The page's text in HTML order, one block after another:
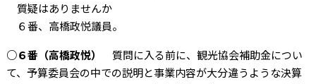
質疑はありませんか
６番、高橋政悦議員。
○６番（高橋政悦）
質問に入る前に、観光協会補助金につい
て、予算委員会の中での説明と事業内容が大分違うような決算